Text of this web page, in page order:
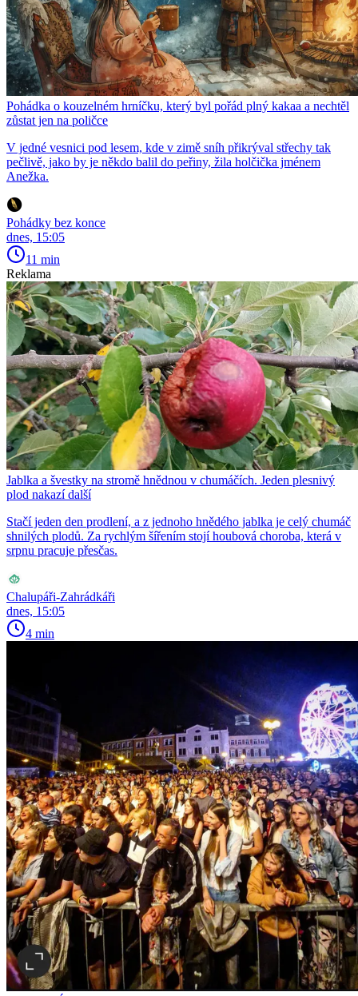
Pohádka o kouzelném hrníčku, který byl pořád plný kakaa a nechtěl
zůstat jen na poličce
V jedné vesnici pod lesem, kde v zimě sníh přikrýval střechy tak
pečlivě, jako by je někdo balil do peřiny, žila holčička jménem
Anežka.
Pohádky bez konce
dnes, 15:05
11 min
Reklama
Jablka a švestky na stromě hnědnou v chumáčích. Jeden plesnivý
plod nakazí další
Stačí jeden den prodlení, a z jednoho hnědého jablka je celý chumáč
shnilých plodů. Za rychlým šířením stojí houbová choroba, která v
srpnu pracuje přesčas.
Chalupáři-Zahrádkáři
dnes, 15:05
4 min